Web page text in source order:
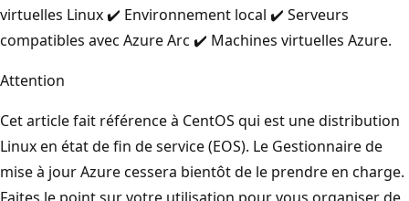
virtuelles Linux ✔️ Environnement local ✔️ Serveurs
compatibles avec Azure Arc ✔️ Machines virtuelles Azure.
Attention
Cet article fait référence à CentOS qui est une distribution
Linux en état de fin de service (EOS). Le Gestionnaire de
mise à jour Azure cessera bientôt de le prendre en charge.
Faites le point sur votre utilisation pour vous organiser de